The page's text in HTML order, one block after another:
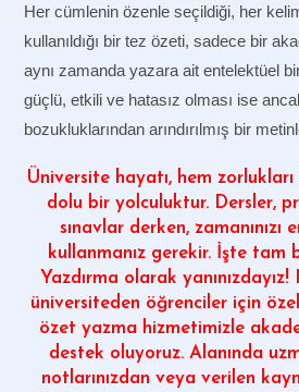
Her cümlenin özenle seçildiği, her
kullanıldığı bir tez özeti, sadece bir
aynı zamanda yazara ait entelektüel
güçlü, etkili ve hatasız olması ise
bozukluklarından arındırılmış bir
Üniversite hayatı, hem
dolu bir yolculuktur. Dersler,
sınavlar derken, zamanınızı
kullanmanız gerekir. İşte tam
Yazdırma olarak
üniversiteden öğrenciler için
özet yazma hizmetimizle
destek oluyoruz. Alanında
notlarınızdan veya verilen